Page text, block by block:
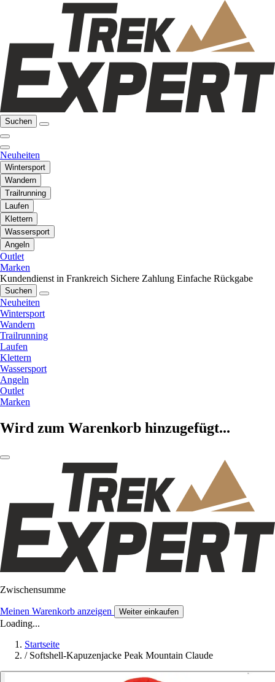
Suchen
Neuheiten
Wintersport
Wandern
Trailrunning
Laufen
Klettern
Wassersport
Angeln
Outlet
Marken
Kundendienst in Frankreich Sichere Zahlung Einfache Rückgabe
Suchen
Neuheiten
Wintersport
Wandern
Trailrunning
Laufen
Klettern
Wassersport
Angeln
Outlet
Marken
Wird zum Warenkorb hinzugefügt...
Zwischensumme
Meinen Warenkorb anzeigen Weiter einkaufen
Loading...
Startseite
/ Softshell-Kapuzenjacke Peak Mountain Claude